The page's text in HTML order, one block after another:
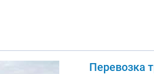
Перевозка